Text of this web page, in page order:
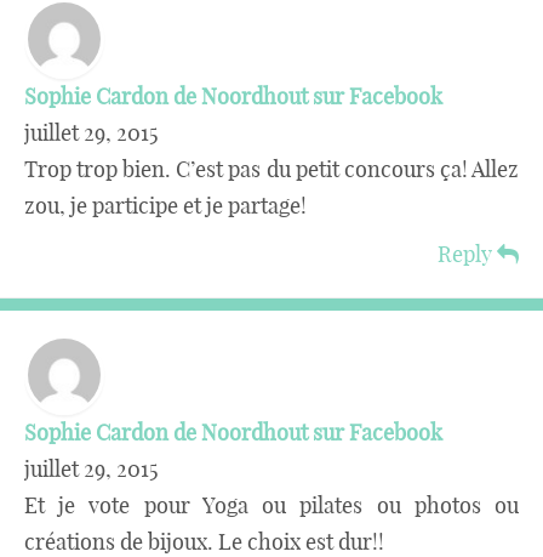
Sophie Cardon de Noordhout sur Facebook
juillet 29, 2015
Trop trop bien. C’est pas du petit concours ça! Allez
zou, je participe et je partage!
Reply
Sophie Cardon de Noordhout sur Facebook
juillet 29, 2015
Et je vote pour Yoga ou pilates ou photos ou
créations de bijoux. Le choix est dur!!